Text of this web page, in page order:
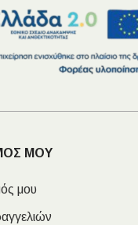
ΜΟΥ
μου